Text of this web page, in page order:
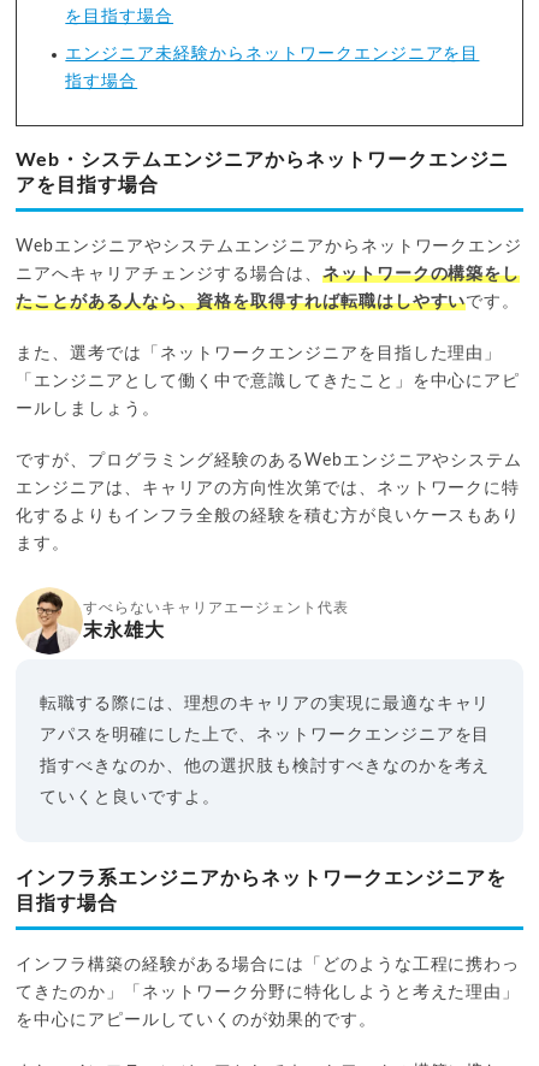
を目指す場合
エンジニア未経験からネットワークエンジニアを目
指す場合
Web・システムエンジニアからネットワークエンジニ
アを目指す場合
Webエンジニアやシステムエンジニアからネットワークエンジ
ニアへキャリアチェンジする場合は、 ネットワークの構築をし
たことがある人なら、資格を取得すれば転職はしやすいです。
また、選考では「ネットワークエンジニアを目指した理由」
「エンジニアとして働く中で意識してきたこと」を中心にアピ
ールしましょう。
ですが、プログラミング経験のあるWebエンジニアやシステム
エンジニアは、キャリアの方向性次第では、ネットワークに特
化するよりもインフラ全般の経験を積む方が良いケースもあり
ます。
すべらないキャリアエージェント代表
末永雄大
転職する際には、理想のキャリアの実現に最適なキャリ
アパスを明確にした上で、ネットワークエンジニアを目
指すべきなのか、他の選択肢も検討すべきなのかを考え
ていくと良いですよ。
インフラ系エンジニアからネットワークエンジニアを
目指す場合
インフラ構築の経験がある場合には「どのような工程に携わっ
てきたのか」「ネットワーク分野に特化しようと考えた理由」
を中心にアピールしていくのが効果的です。